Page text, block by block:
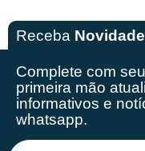
Receba
Complete com
primeira mão
informativos e
whatsapp.